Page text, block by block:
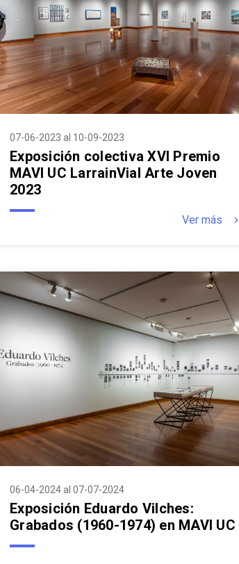
07-06-2023 al 10-09-2023
Exposición colectiva XVI Premio
MAVI UC LarrainVial Arte Joven
2023
Ver más keyboard_arrow_right
06-04-2024 al 07-07-2024
Exposición Eduardo Vilches:
Grabados (1960-1974) en MAVI UC